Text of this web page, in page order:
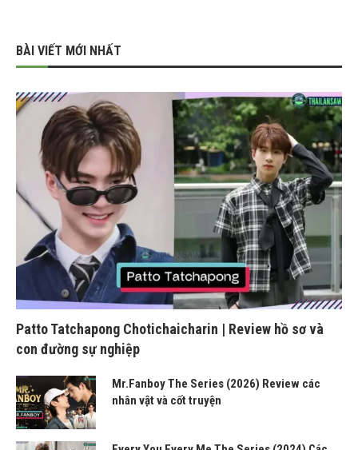
BÀI VIẾT MỚI NHẤT
Patto Tatchapong Chotichaicharin | Review hồ sơ và
con đường sự nghiệp
Mr.Fanboy The Series (2026) Review các
nhân vật và cốt truyện